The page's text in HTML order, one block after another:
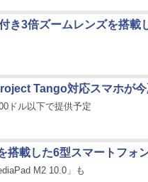
き3倍ズームレンズを搭載
Tango対応スマホが
ドル以下で提供予定
載した6型スマートフォン
M2 10.0」も